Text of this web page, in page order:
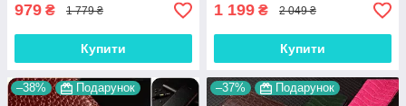
979 ₴ 1 779 ₴
Купити
1 199 ₴ 2 049 ₴
Купити
–38% Подарунок –37% Подарунок